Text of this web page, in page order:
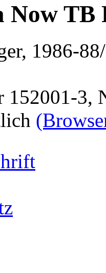
TB
1986-
152001-3,